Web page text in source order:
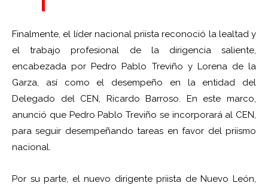
Finalmente, el líder nacional priista reconoció la lealtad y
el trabajo profesional de la dirigencia saliente,
encabezada por Pedro Pablo Treviño y Lorena de la
Garza, así como el desempeño en la entidad del
Delegado del CEN, Ricardo Barroso. En este marco,
anunció que Pedro Pablo Treviño se incorporará al CEN,
para seguir desempeñando tareas en favor del priismo
nacional.
Por su parte, el nuevo dirigente priista de Nuevo León,